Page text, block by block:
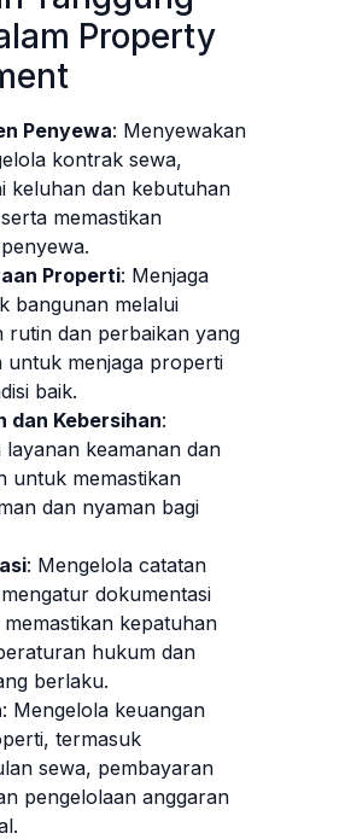
Property
Penyewa: Menyewakan
kontrak sewa,
keluhan dan kebutuhan
memastikan
Properti: Menjaga
bangunan melalui
rutin dan perbaikan yang
untuk menjaga properti
baik.
dan Kebersihan:
layanan keamanan dan
untuk memastikan
dan nyaman bagi
: Mengelola catatan
dokumentasi
kepatuhan
hukum dan
berlaku.
: Mengelola keuangan
termasuk
sewa, pembayaran
pengelolaan anggaran